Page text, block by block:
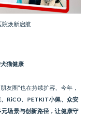
院焕新启航
猫健康
友圈”也在持续扩容。今年，
RiCO、PETKIT小佩、众安
场景与创新路径，让健康守